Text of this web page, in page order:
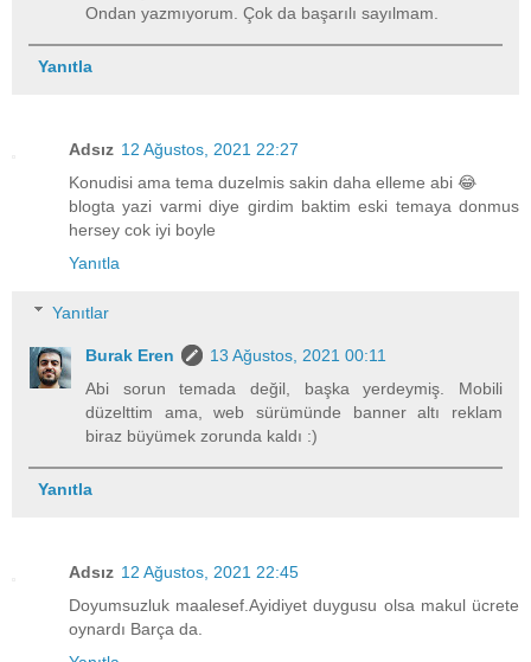
Ondan yazmıyorum. Çok da başarılı sayılmam.
Yanıtla
Adsız 12 Ağustos, 2021 22:27
Konudisi ama tema duzelmis sakin daha elleme abi 😂
blogta yazi varmi diye girdim baktim eski temaya donmus
hersey cok iyi boyle
Yanıtla
Yanıtlar
Burak Eren
13 Ağustos, 2021 00:11
Abi sorun temada değil, başka yerdeymiş. Mobili
düzelttim ama, web sürümünde banner altı reklam
biraz büyümek zorunda kaldı :)
Yanıtla
Adsız 12 Ağustos, 2021 22:45
Doyumsuzluk maalesef.Ayidiyet duygusu olsa makul ücrete
oynardı Barça da.